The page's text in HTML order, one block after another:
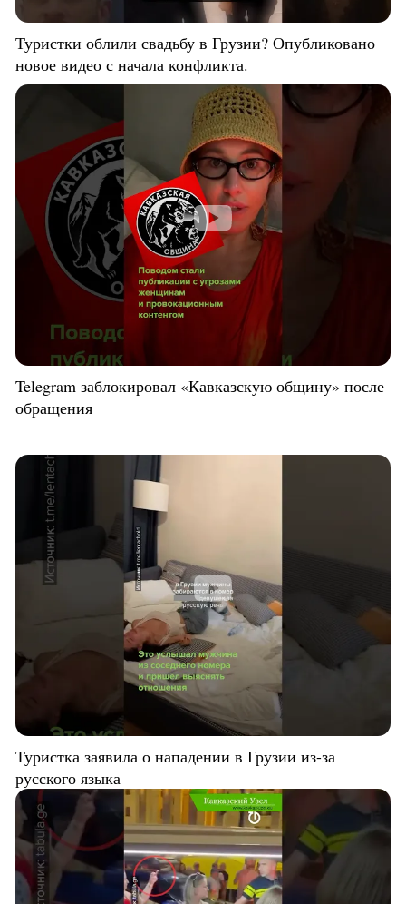
Туристки облили свадьбу в Грузии? Опубликовано
новое видео с начала конфликта.
Telegram заблокировал «Кавказскую общину» после
обращения
Туристка заявила о нападении в Грузии из-за
русского языка